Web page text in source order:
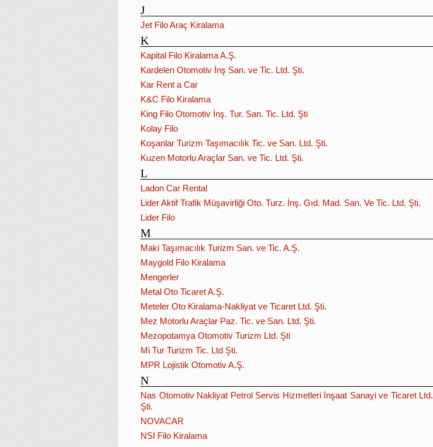
J
Jet Filo Araç Kiralama
K
Kapital Filo Kiralama A.Ş.
Kardelen Otomotiv İnş San. ve Tic. Ltd. Şti.
Kar Rent a Car
K&C Filo Kiralama
King Filo Otomotiv İnş. Tur. San. Tic. Ltd. Şti
Kolay Filo
Koşanlar Turizm Taşımacılık Tic. ve San. Ltd. Şti.
Kuzen Motorlu Araçlar San. ve Tic. Ltd. Şti.
L
Ladon Car Rental
Lider Aktif Trafik Müşavirliği Oto. Turz. İnş. Gıd. Mad. San. Ve Tic. Ltd. Şti.
Lider Filo
M
Maki Taşımacılık Turizm San. ve Tic. A.Ş.
Maygold Filo Kiralama
Mengerler
Metal Oto Ticaret A.Ş.
Meteler Oto Kiralama-Nakliyat ve Ticaret Ltd. Şti.
Mez Motorlu Araçlar Paz. Tic. ve San. Ltd. Şti.
Mezopotamya Otomotiv Turizm Ltd. Şti
Mi Tur Turizm Tic. Ltd Şti.
MPR Lojistik Otomotiv A.Ş.
N
Nas Otomotiv Nakliyat Petrol Servis Hizmetleri İnşaat Sanayi ve Ticaret Ltd.
Şti.
NOVACAR
NSI Filo Kiralama